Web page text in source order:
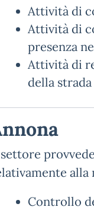
Attività di
Attività di
presenza
Attività di
della strada
alla
Controllo